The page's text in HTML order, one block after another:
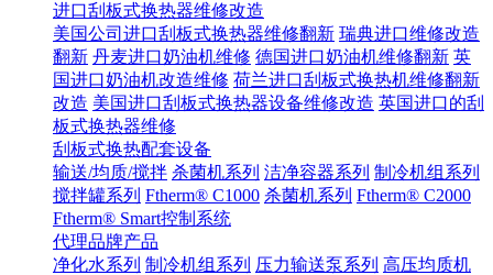
进口刮板式换热器维修改造
美国公司进口刮板式换热器维修翻新 瑞典进口维修改造
翻新 丹麦进口奶油机维修 德国进口奶油机维修翻新 英
国进口奶油机改造维修 荷兰进口刮板式换热机维修翻新
改造 美国进口刮板式换热器设备维修改造 英国进口的刮
板式换热器维修
刮板式换热配套设备
输送/均质/搅拌 杀菌机系列 洁净容器系列 制冷机组系列
搅拌罐系列 Ftherm® C1000 杀菌机系列 Ftherm® C2000
Ftherm® Smart控制系统
代理品牌产品
净化水系列 制冷机组系列 压力输送泵系列 高压均质机